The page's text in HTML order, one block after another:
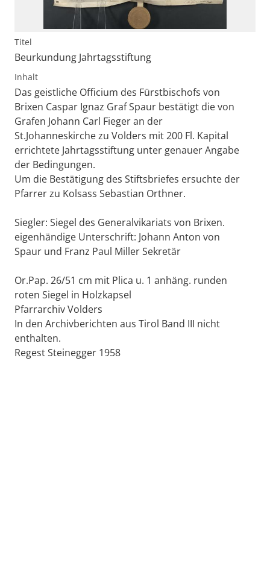
Titel
Beurkundung Jahrtagsstiftung
Inhalt
Das geistliche Officium des Fürstbischofs von
Brixen Caspar Ignaz Graf Spaur bestätigt die von
Grafen Johann Carl Fieger an der
St.Johanneskirche zu Volders mit 200 Fl. Kapital
errichtete Jahrtagsstiftung unter genauer Angabe
der Bedingungen.
Um die Bestätigung des Stiftsbriefes ersuchte der
Pfarrer zu Kolsass Sebastian Orthner.
Siegler: Siegel des Generalvikariats von Brixen.
eigenhändige Unterschrift: Johann Anton von
Spaur und Franz Paul Miller Sekretär
Or.Pap. 26/51 cm mit Plica u. 1 anhäng. runden
roten Siegel in Holzkapsel
Pfarrarchiv Volders
In den Archivberichten aus Tirol Band III nicht
enthalten.
Regest Steinegger 1958